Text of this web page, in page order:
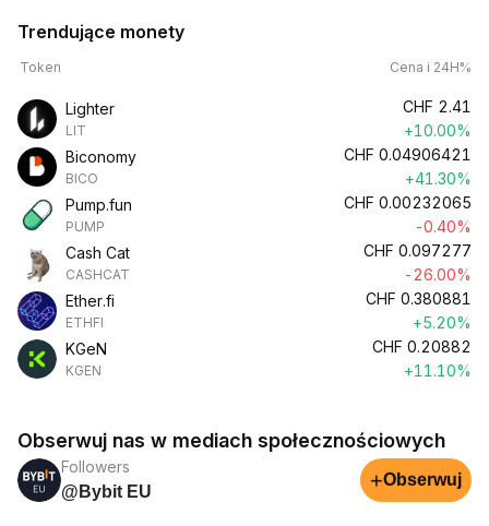
Trendujące monety
Token Cena i 24H%
Lighter
LIT
CHF 2.41
+10.00%
Biconomy
BICO
CHF 0.04906421
+41.30%
Pump.fun
PUMP
CHF 0.00232065
-0.40%
Cash Cat
CASHCAT
CHF 0.097277
-26.00%
Ether.fi
ETHFI
CHF 0.380881
+5.20%
KGeN
KGEN
CHF 0.20882
+11.10%
Obserwuj nas w mediach społecznościowych
Followers
@Bybit EU
+Obserwuj